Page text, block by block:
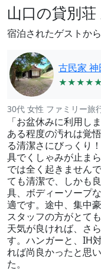
山口の貸別荘
宿泊されたゲストか
古民家 神
★★★★★
30代 女性 ファミリー旅
「お盆休みに利用し
ある程度の汚れは覚
る清潔さにびっくり
具でくしゃみが止ま
では全く起きません
ても清潔で、しかも
具、ボディーソープ
適です。途中、集中
スタッフの方がとて
天気が良ければ、さ
す。ハンガーと、IH
れば尚良かったと思
た。